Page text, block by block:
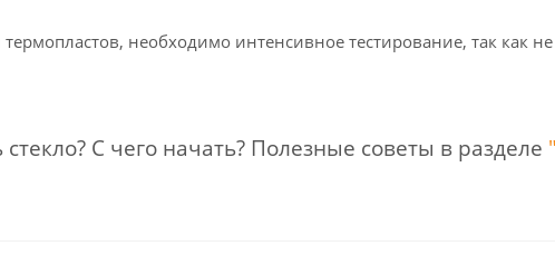
необходимо интенсивное тестирование, так как
стекло? С чего начать? Полезные советы в разделе